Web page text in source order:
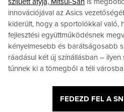
innovációjával az Asics
kiderült, hogy a sportolókkal való,
fejlesztési együttműködésnek
kényelmesebb és barátságosabb
ráadásul két új színállásban –
tűnnek ki a tömegből a téli
FEDEZD FEL A